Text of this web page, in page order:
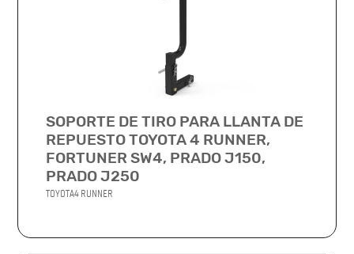
SOPORTE DE TIRO PARA LLANTA DE
REPUESTO TOYOTA 4 RUNNER,
FORTUNER SW4, PRADO J150,
PRADO J250
TOYOTA4 RUNNER